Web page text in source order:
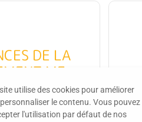
utilise des cookies pour améliorer
le contenu. Vous pouvez
l'utilisation par défaut de nos
DE LA
MERC
18H30